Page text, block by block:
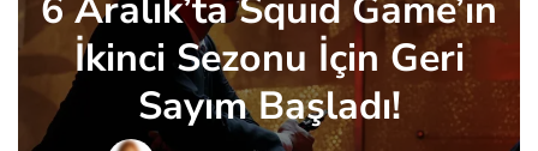
İkinci Sezonu İçin Geri
Sayım Başladı!